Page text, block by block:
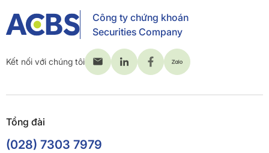
Công ty chứng khoán
Securities Company
Kết nối với chúng tôi
Tổng đài
(028) 7303 7979